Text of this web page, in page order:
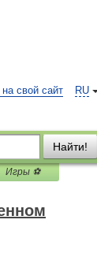
RU
свой сайт
Найти!
Игры ⚽